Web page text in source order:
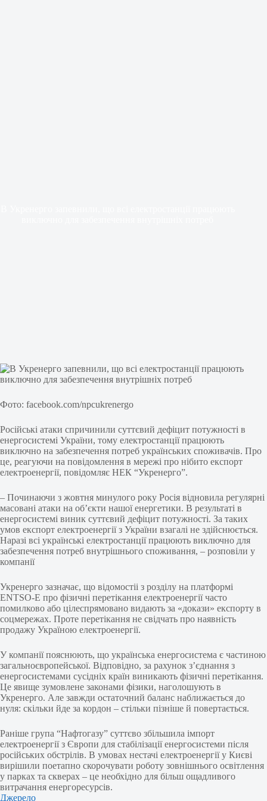
Фото: facebook.com/npcukrenergo
Російські атаки спричинили суттєвий дефіцит потужності в
енергосистемі України, тому електростанції працюють
виключно на забезпечення потреб українських споживачів. Про
це, реагуючи на повідомлення в мережі про нібито експорт
електроенергії, повідомляє НЕК “Укренерго”.
– Починаючи з жовтня минулого року Росія відновила регулярні
масовані атаки на об’єкти нашої енергетики. В результаті в
енергосистемі виник суттєвий дефіцит потужності. За таких
умов експорт електроенергії з України взагалі не здійснюється.
Наразі всі українські електростанції працюють виключно для
забезпечення потреб внутрішнього споживання, – розповіли у
компанії
Укренерго зазначає, що відомостіі з розділу на платформі
ENTSO-E про фізичні перетікання електроенергії часто
помилково або цілеспрямовано видають за «докази» експорту в
соцмережах. Проте перетікання не свідчать про наявність
продажу Україною електроенергії.
У компанії пояснюють, що українська енергосистема є частиною
загальноєвропейської. Відповідно, за рахунок з’єднання з
енергосистемами сусідніх країн виникають фізичні перетікання.
Це явище зумовлене законами фізики, наголошують в
Укренерго. Але завжди остаточний баланс наближається до
нуля: скільки йде за кордон – стільки пізніше й повертається.
Раніше група “Нафтогазу” суттєво збільшила імпорт
електроенергії з Європи для стабілізації енергосистеми після
російських обстрілів. В умовах нестачі електроенергії у Києві
вирішили поетапно скорочувати роботу зовнішнього освітлення
у парках та скверах – це необхідно для більш ощадливого
витрачання енергоресурсів.
Джерело